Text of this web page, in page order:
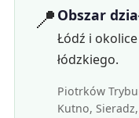
📍 Obszar
Łódź i
łódzkiego.
Piotrków
Kutno,